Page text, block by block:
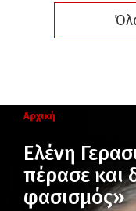
Αρχική
Ελένη
πέρασε και
φασισμός»